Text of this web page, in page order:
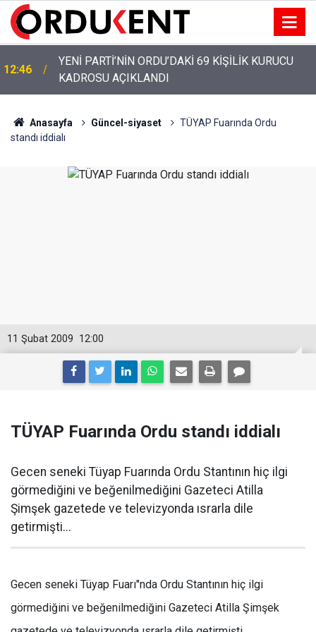
12:22
YENİ PARTİ ALTINORDU’DA KURUCU YÖNETİMİNİ
AÇIKLADI
Anasayfa Güncel-siyaset
TÜYAP Fuarında Ordu
standı iddialı
12:00
11 Şubat 2009
TÜYAP Fuarında Ordu standı iddialı
Gecen seneki Tüyap Fuarında Ordu Stantının hiç ilgi
görmediğini ve beğenilmediğini Gazeteci Atilla
Şimşek gazetede ve televizyonda ısrarla dile
getirmişti...
Gecen seneki Tüyap Fuarı"nda Ordu Stantının hiç ilgi
görmediğini ve beğenilmediğini Gazeteci Atilla Şimşek